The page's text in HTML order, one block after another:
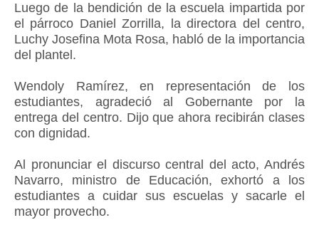
Luego de la bendición de la escuela impartida por
el párroco Daniel Zorrilla, la directora del centro,
Luchy Josefina Mota Rosa, habló de la importancia
del plantel.
Wendoly Ramírez, en representación de los
estudiantes, agradeció al Gobernante por la
entrega del centro. Dijo que ahora recibirán clases
con dignidad.
Al pronunciar el discurso central del acto, Andrés
Navarro, ministro de Educación, exhortó a los
estudiantes a cuidar sus escuelas y sacarle el
mayor provecho.